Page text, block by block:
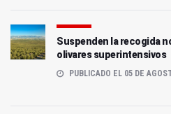
Suspenden la recogida
olivares superintensivos
PUBLICADO EL 05 DE